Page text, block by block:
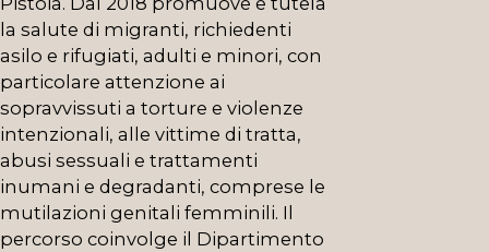
la salute di migranti, richiedenti
asilo e rifugiati, adulti e minori, con
particolare attenzione ai
sopravvissuti a torture e violenze
intenzionali, alle vittime di tratta,
abusi sessuali e trattamenti
inumani e degradanti, comprese le
mutilazioni genitali femminili. Il
percorso coinvolge il Dipartimento